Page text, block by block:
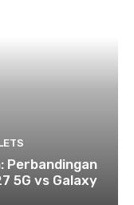
Perbandingan
5G vs Galaxy